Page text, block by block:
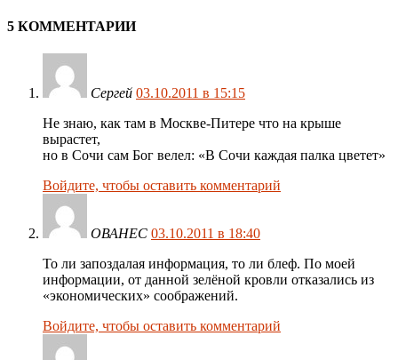
5 КОММЕНТАРИИ
Сергей 03.10.2011 в 15:15
Не знаю, как там в Москве-Питере что на крыше
вырастет,
но в Сочи сам Бог велел: «В Сочи каждая палка цветет»
Войдите, чтобы оставить комментарий
ОВАНЕС 03.10.2011 в 18:40
То ли запоздалая информация, то ли блеф. По моей
информации, от данной зелёной кровли отказались из
«экономических» соображений.
Войдите, чтобы оставить комментарий